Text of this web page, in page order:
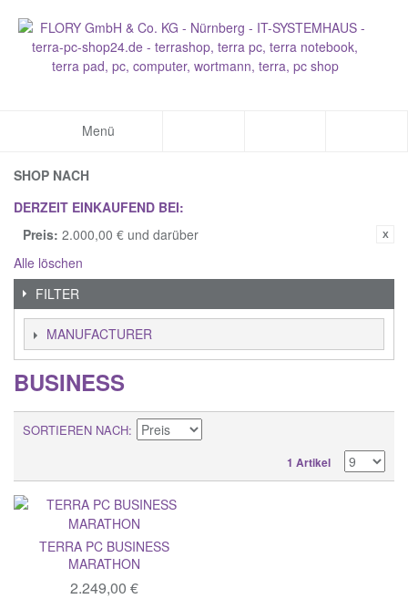
Menü
SHOP NACH
DERZEIT EINKAUFEND BEI:
Preis: 2.000,00 € und darüber
Alle löschen
FILTER
MANUFACTURER
BUSINESS
SORTIEREN NACH
1 Artikel
TERRA PC BUSINESS
MARATHON
2.249,00 €